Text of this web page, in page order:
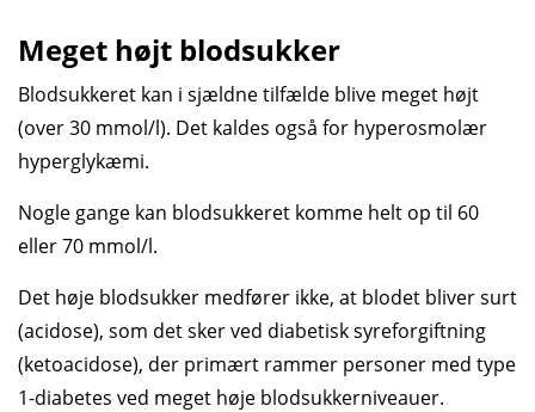
Meget højt blodsukker
Blodsukkeret kan i sjældne tilfælde blive meget højt
(over 30 mmol/l). Det kaldes også for hyperosmolær
hyperglykæmi.
Nogle gange kan blodsukkeret komme helt op til 60
eller 70 mmol/l.
Det høje blodsukker medfører ikke, at blodet bliver surt
(acidose), som det sker ved diabetisk syreforgiftning
(ketoacidose), der primært rammer personer med type
1-diabetes ved meget høje blodsukkerniveauer.